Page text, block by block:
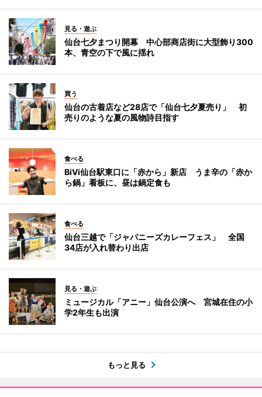
見る・遊ぶ
仙台七夕まつり開幕 中心部商店街に大型飾り300
本、青空の下で風に揺れ
買う
仙台の古着店など28店で「仙台七夕夏売り」 初
売りのような夏の風物詩目指す
食べる
BiVi仙台駅東口に「赤から」新店 うま辛の「赤か
ら鍋」看板に、昼は鍋定食も
食べる
仙台三越で「ジャパニーズカレーフェス」 全国
34店が入れ替わり出店
見る・遊ぶ
ミュージカル「アニー」仙台公演へ 宮城在住の小
学2年生も出演
もっと見る